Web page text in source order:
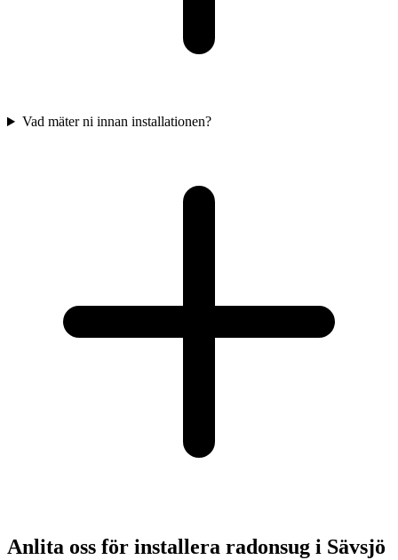
Vad mäter ni innan installationen?
Anlita oss för installera radonsug i Sävsjö